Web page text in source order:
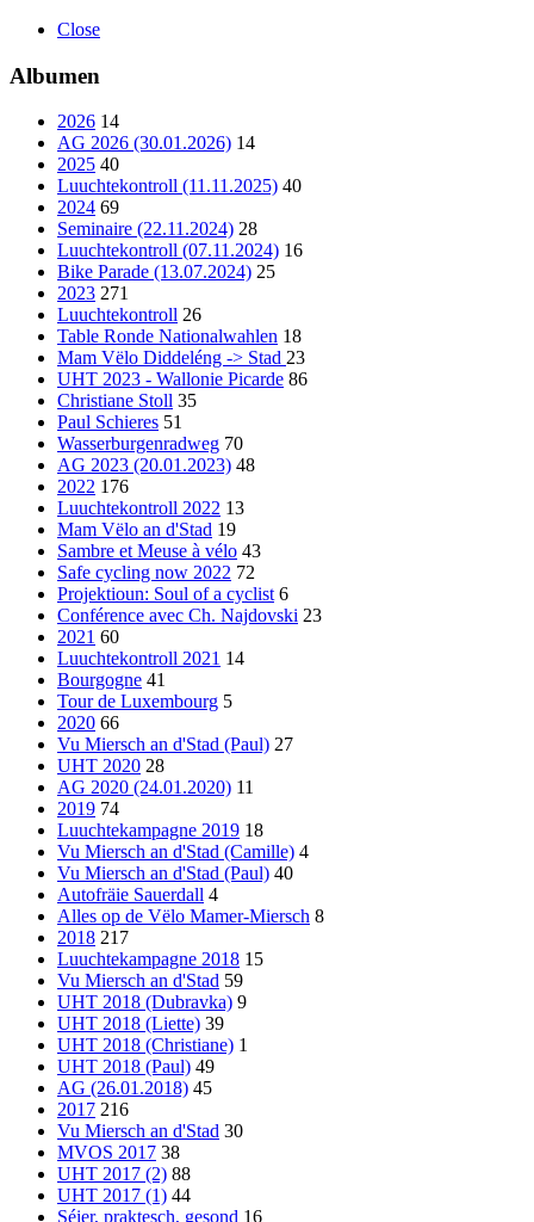
Close
Albumen
2026 14
AG 2026 (30.01.2026) 14
2025 40
Luuchtekontroll (11.11.2025) 40
2024 69
Seminaire (22.11.2024) 28
Luuchtekontroll (07.11.2024) 16
Bike Parade (13.07.2024) 25
2023 271
Luuchtekontroll 26
Table Ronde Nationalwahlen 18
Mam Vëlo Diddeléng -> Stad 23
UHT 2023 - Wallonie Picarde 86
Christiane Stoll 35
Paul Schieres 51
Wasserburgenradweg 70
AG 2023 (20.01.2023) 48
2022 176
Luuchtekontroll 2022 13
Mam Vëlo an d'Stad 19
Sambre et Meuse à vélo 43
Safe cycling now 2022 72
Projektioun: Soul of a cyclist 6
Conférence avec Ch. Najdovski 23
2021 60
Luuchtekontroll 2021 14
Bourgogne 41
Tour de Luxembourg 5
2020 66
Vu Miersch an d'Stad (Paul) 27
UHT 2020 28
AG 2020 (24.01.2020) 11
2019 74
Luuchtekampagne 2019 18
Vu Miersch an d'Stad (Camille) 4
Vu Miersch an d'Stad (Paul) 40
Autofräie Sauerdall 4
Alles op de Vëlo Mamer-Miersch 8
2018 217
Luuchtekampagne 2018 15
Vu Miersch an d'Stad 59
UHT 2018 (Dubravka) 9
UHT 2018 (Liette) 39
UHT 2018 (Christiane) 1
UHT 2018 (Paul) 49
AG (26.01.2018) 45
2017 216
Vu Miersch an d'Stad 30
MVOS 2017 38
UHT 2017 (2) 88
UHT 2017 (1) 44
Séier, praktesch, gesond 16